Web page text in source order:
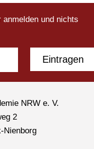
und nichts
Eintragen
NRW e. V.
2
Nienborg